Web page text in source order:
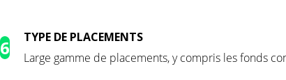
6
TYPE DE PLACEMENTS
Large gamme de placements, y compris les fonds